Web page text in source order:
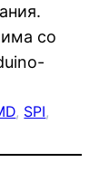
со
, SPI